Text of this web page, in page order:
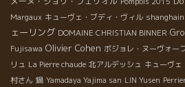
Margaux キューヴェ・ブディ・ヴィル shanghain
ェーリング DOMAINE CHRISTIAN BINNER
Fujisawa Olivier Cohen ボジョレ・ヌーヴォー
リュ La Pierre chaude 北アルデッシュ キューヴェ
村さん 鍋 Yamadaya Yajima san LIN Yusen